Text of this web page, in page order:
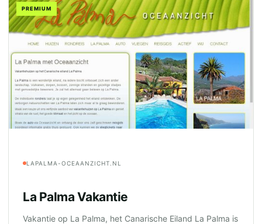
PREMIUM
LAPALMA-OCEAANZICHT.NL
La Palma Vakantie
Vakantie op La Palma, het Canarische Eiland La Palma is